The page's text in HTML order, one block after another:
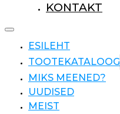
KONTAKT
ESILEHT
TOOTEKATALOOG
MIKS MEENED?
UUDISED
MEIST